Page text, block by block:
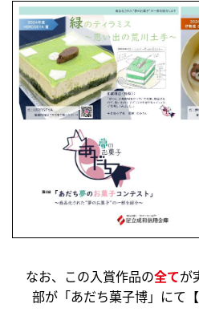
なお、この入賞作品の全てが
部が「あだち菓子博」にて